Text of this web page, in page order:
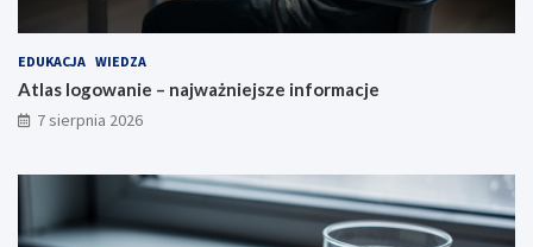
EDUKACJA WIEDZA
Atlas logowanie – najważniejsze informacje
7 sierpnia 2026